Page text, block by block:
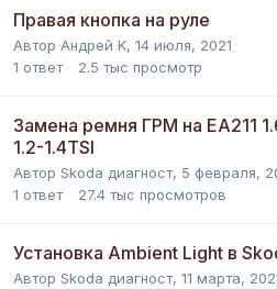
Правая кнопка на руле
Автор Андрей K, 14 июля, 2021
1 ответ 2.5 тыс просмотр
Замена ремня ГРМ на EA211
1.2-1.4TSI
Автор Skoda диагност, 5 февраля,
1 ответ 27.4 тыс просмотров
Установка Ambient Light в
Автор Skoda диагност, 11 марта,